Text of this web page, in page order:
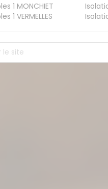
1 MONCHIET
1 VERMELLES